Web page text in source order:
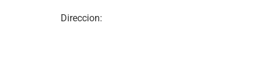
Direccion: